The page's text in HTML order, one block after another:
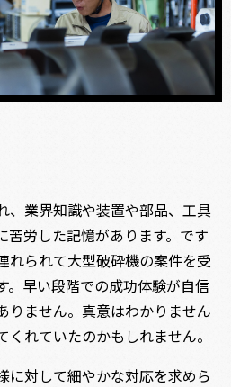
、業界知識や装置や部品、工具
苦労した記憶があります。です
れられて大型破砕機の案件を受
。早い段階での成功体験が自信
りません。真意はわかりません
れていたのかもしれません。
に対して細やかな対応を求めら